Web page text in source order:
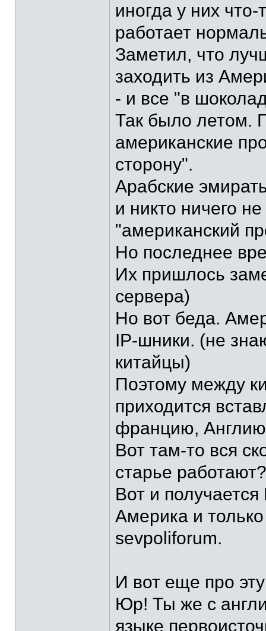
иногда у них
работает
Заметил, что
заходить из
- и все "в
Так было летом.
американские
сторону".
Арабские
и никто ничего
"американский
Но последнее
Их пришлось
сервера)
Но вот беда.
IP-шники. (не
китайцы)
Поэтому между
приходится
францию,
Вот там-то вся
старье работают?
Вот и
Америка и
sevpoliforum.
И вот еще про
Юр! Ты же с
языке